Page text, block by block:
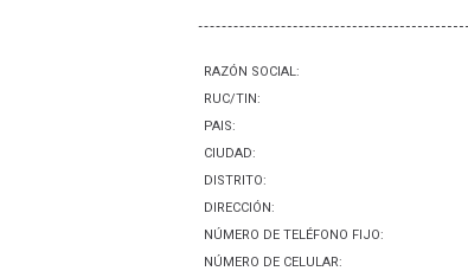
RAZÓN SOCIAL:
RUC/TIN:
PAIS:
CIUDAD:
DISTRITO:
DIRECCIÓN:
NÚMERO DE TELÉFONO FIJO:
NÚMERO DE CELULAR: